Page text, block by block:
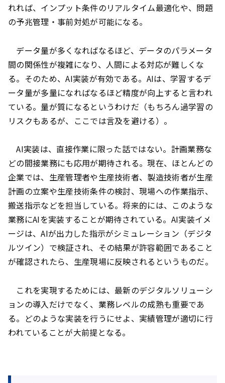
れれば、インプット条件のリアルタイム最適化や、問題
の予兆管理・事前対処が可能になる。
データ量が多くなればなるほど、データのパラメータ
間の関係性が複雑になり、人間による対応が難しくな
る。そのため、AI実装が有効である。AIは、学習するデ
ータ量が多量になればなるほど精度が向上すると言われ
ている。量が質になるというわけだ（もちろん過学習の
リスクもあるが、ここでは言及を避ける）。
AI実装は、直接作業に限った話ではない。計画業務な
どの間接業務にも応用が期待される。現在、ほとんどの
企業では、生産管理者や生産技術者、製造技術者が生産
計画の立案や生産技術条件の検討、現場への作業指示、
搬送指示などを担当している。将来的には、このような
業務にAIを実装することが期待されている。AI実装イメ
ージは、AIが出力した指示がシミュレーション（デジタ
ルツイン）で検証され、その結果が許容範囲であること
が確認されたら、生産現場に反映されるというものだ。
これを実現するためには、最新のデジタルソリューシ
ョンの導入だけでなく、業務レベルの成熟も重要であ
る。どのような実装を行うにせよ、実績管理が適切に行
われていることが大前提となる。